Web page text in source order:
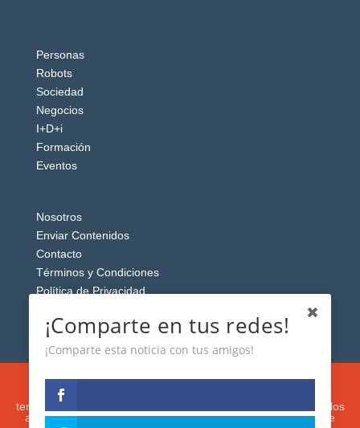
Personas
Robots
Sociedad
Negocios
I+D+i
Formación
Eventos
Nosotros
Enviar Contenidos
Contacto
Términos y Condiciones
Política de Privacidad
Esta web usa cookies analíticas y publicitarias (propias y de
terceros) para analizar el tráfico y personalizar el contenido y los
anuncios que le mostremos de acuerdo con su navegación e
¡Comparte en tus redes!
¡Comparte esta noticia con tus amigos!